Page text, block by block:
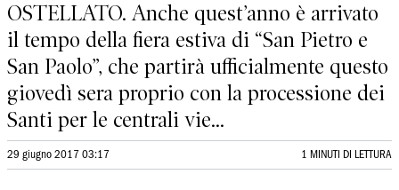
OSTELLATO. Anche quest’anno è arrivato
il tempo della fiera estiva di “San Pietro e
San Paolo”, che partirà ufficialmente questo
giovedì sera proprio con la processione dei
Santi per le centrali vie...
29 giugno 2017 03:17 1 MINUTI DI LETTURA